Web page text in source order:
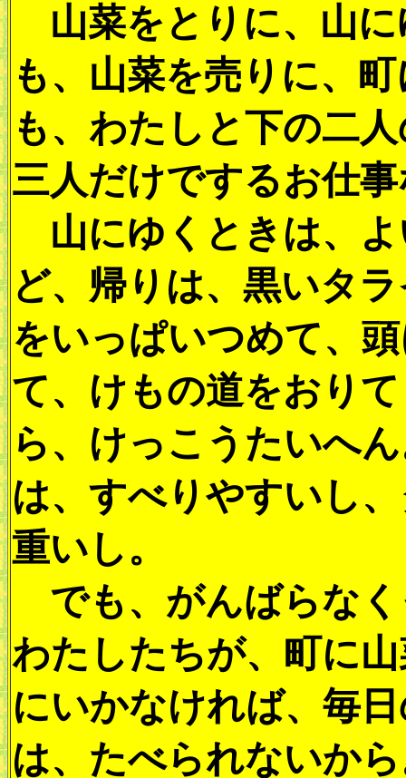
山菜をとりに、山に
も、山菜を売りに、
も、わたしと下の二
三人だけでするお仕
山にゆくときは、よ
ど、帰りは、黒いタ
をいっぱいつめて、
て、けもの道をおり
ら、けっこうたいへ
は、すべりやすいし
重いし。
でも、がんばらなく
わたしたちが、町に
にいかなければ、毎
は、たべられないか